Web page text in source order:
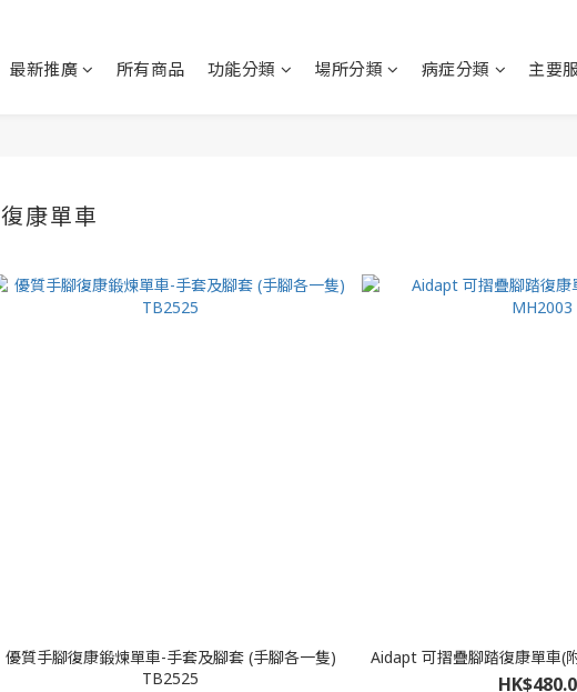
最新推廣 所有商品 功能分類 場所分類 病症分類 主要
復康單車
優質手腳復康鍛煉單車-手套及腳套 (手腳各一隻)
TB2525
Aidapt 可摺疊腳踏復康單車(